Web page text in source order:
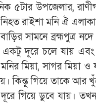
উপজেলার,
রাইশা মনি ঐ
সামনে ব্রহ্মপুত্র
একটু দূরে চলে যায়
মিয়া, সাগর মিয়া
কিন্তু গিয়ে তাকে আর
গিয়ে ডুবে যায়।